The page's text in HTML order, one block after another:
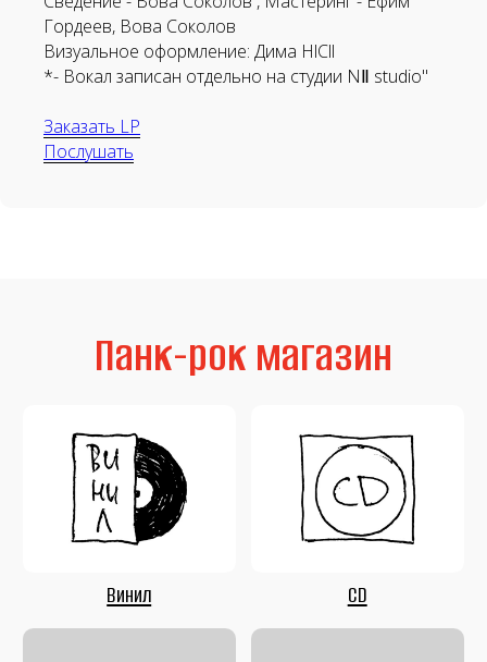
Гордеев, Вова Соколов
Визуальное оформление: Дима HlCll
*- Вокал записан отдельно на студии NⅡ studio"
Заказать LP
Послушать